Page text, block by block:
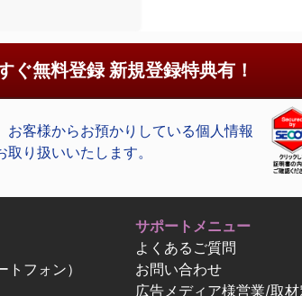
ぐ無料登録 新規登録特典有！
お客様からお預かりしている個人情報
取り扱いいたします。
フォン）
サポートメニュー
よくあるご質問
お問い合わせ
広告メディア様営業/取材